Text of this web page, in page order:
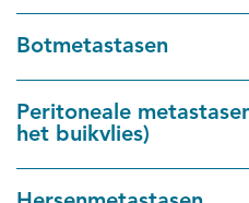
Botmetastasen
Peritoneale
het buikvlies)